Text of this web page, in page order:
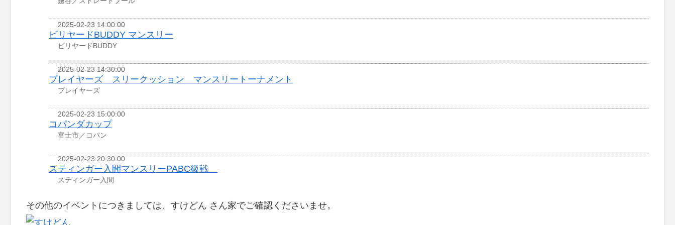
2025-02-23 14:00:00
ビリヤードBUDDY マンスリー
ビリヤードBUDDY
2025-02-23 14:30:00
プレイヤーズ スリークッション マンスリートーナメント
プレイヤーズ
2025-02-23 15:00:00
コパンダカップ
富士市／コパン
2025-02-23 20:30:00
スティンガー入間マンスリーPABC級戦
スティンガー入間
その他のイベントにつきましては、すけどん さん家でご確認くださいませ。